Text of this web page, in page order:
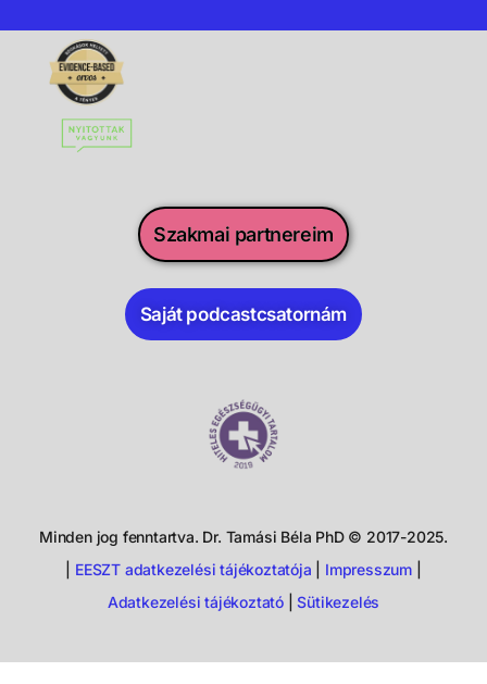
Szakmai partnereim
Saját podcastcsatornám
Minden jog fenntartva. Dr. Tamási Béla PhD © 2017-2025.
EESZT adatkezelési tájékoztatója Impresszum
Adatkezelési tájékoztató|Sütikezelés